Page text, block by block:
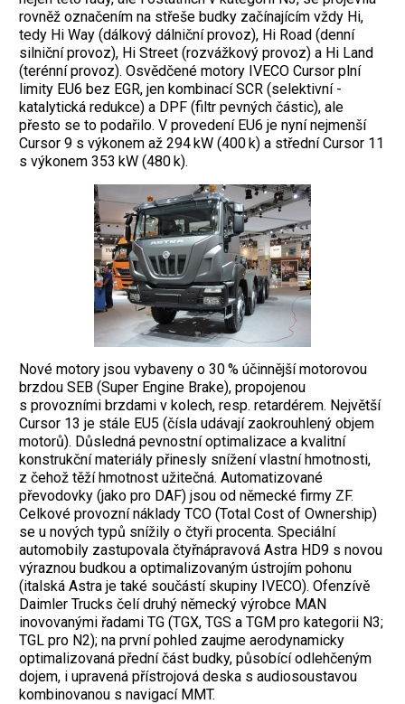
rovněž označením na střeše budky začínajícím vždy Hi,
tedy Hi Way (dálkový dálniční provoz), Hi Road (denní
silniční provoz), Hi Street (rozvážkový provoz) a Hi Land
(terénní provoz). Osvědčené motory IVECO Cursor plní
limity EU6 bez EGR, jen kombinací SCR (selektivní ­
katalytická redukce) a DPF (filtr pevných částic), ale
přesto se to podařilo. V prove­dení EU6 je nyní nejmenší
Cursor 9 s výkonem až 294 kW (400 k) a střední Cursor 11
s výkonem 353 kW (480 k).
Nové motory jsou vybaveny o 30 % účinnější motorovou
brzdou SEB (Super Engine Brake), propojenou
s provozními brzdami v kolech, resp. retardérem. Největší
Cursor 13 je stále EU5 ­(čísla udávají zaokrouhlený objem
motorů). Důsledná pevnostní optimalizace a kvalitní
konstrukční materiály přinesly snížení vlastní hmotnosti,
z čehož těží hmotnost užitečná. Automatizované
převodovky (jako pro DAF) jsou od německé firmy ZF.
Celkové provozní náklady TCO (Total Cost of Ownership)
se u nových typů snížily o čtyři procenta. Spe­ciální
automobily zastupovala čtyřnápravová Astra HD9 s novou
výraznou budkou a optimalizovaným ústrojím pohonu
(italská ­Astra je také součástí skupiny IVECO). Ofenzívě
Daimler Trucks čelí druhý německý výrobce MAN
inovovanými řadami TG (TGX, TGS a TGM pro kategorii N3;
TGL pro N2); na první pohled zaujme aerodynamicky
optimalizovaná přední část budky, působící odlehčeným
dojem, i upravená přístrojová deska s audiosoustavou
kombinovanou s navigací MMT.